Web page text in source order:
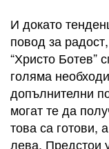
И докато
повод за
“Христо Ботев”
голяма
допълнителни
могат те да
това са готови,
лева. Предстои